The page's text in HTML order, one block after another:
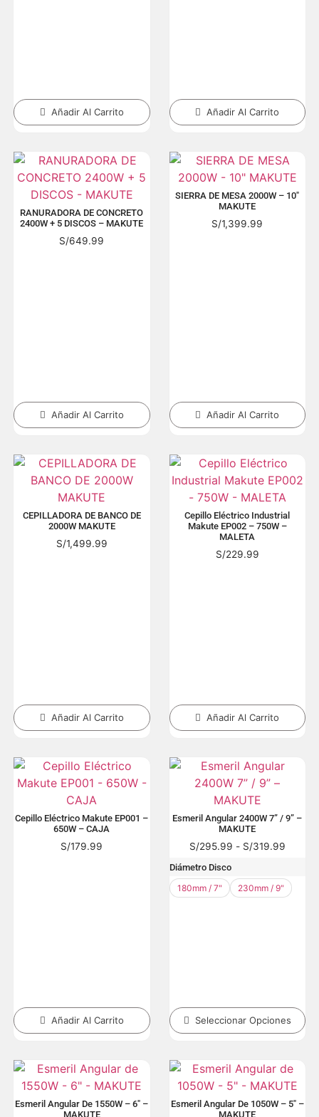
Añadir Al Carrito Añadir Al Carrito
RANURADORA DE CONCRETO
2400W + 5 DISCOS – MAKUTE
S/649.99
Añadir Al Carrito
SIERRA DE MESA 2000W – 10″
MAKUTE
S/1,399.99
Añadir Al Carrito
CEPILLADORA DE BANCO DE
2000W MAKUTE
S/1,499.99
Añadir Al Carrito
Cepillo Eléctrico Industrial
Makute EP002 – 750W –
MALETA
S/229.99
Añadir Al Carrito
Cepillo Eléctrico Makute EP001 –
650W – CAJA
S/179.99
Añadir Al Carrito
Esmeril Angular 2400W 7” / 9” –
MAKUTE
S/295.99 - S/319.99
Diámetro Disco
180mm / 7"
230mm / 9"
Seleccionar Opciones
Esmeril Angular De 1550W – 6″ –
MAKUTE
Esmeril Angular De 1050W – 5″ –
MAKUTE